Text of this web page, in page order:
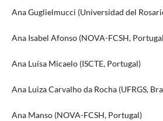
Ana Guglielmucci (Universidad del
Ana Isabel Afonso (NOVA-FCSH,
Ana Luísa Micaelo (ISCTE, Portugal)
Ana Luiza Carvalho da Rocha (UFRGS,
Ana Manso (NOVA-FCSH, Portugal)